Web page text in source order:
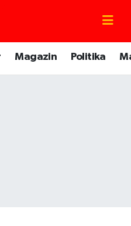
Magazin Politika
Haritası
ve Fikstür